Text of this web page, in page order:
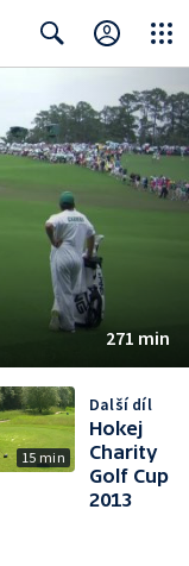
271 min
15 min
Další díl
Hokej
Charity
Golf Cup
2013